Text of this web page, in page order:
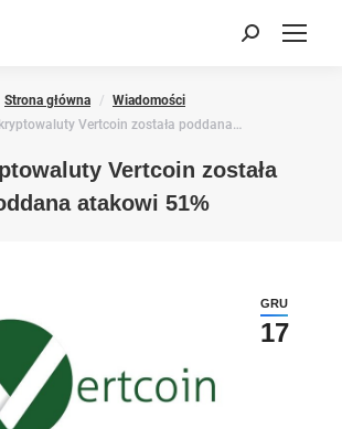
Search:
Vertcoin została
atakowi 51%
Strona główna
Wiadomości
Vertcoin została poddana…
GRU
17